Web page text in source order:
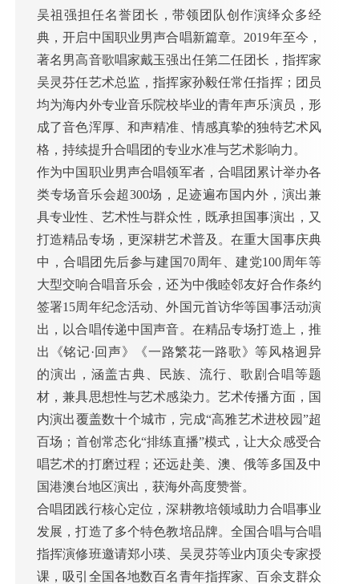
吴祖强担任名誉团长，带领团队创作演绎众多经
典，开启中国职业男声合唱新篇章。2019年至今，
著名男高音歌唱家戴玉强出任第二任团长，指挥家
吴灵芬任艺术总监，指挥家孙毅任常任指挥；团员
均为海内外专业音乐院校毕业的青年声乐演员，形
成了音色浑厚、和声精准、情感真挚的独特艺术风
格，持续提升合唱团的专业水准与艺术影响力。
作为中国职业男声合唱领军者，合唱团累计举办各
类专场音乐会超300场，足迹遍布国内外，演出兼
具专业性、艺术性与群众性，既承担国事演出，又
打造精品专场，更深耕艺术普及。在重大国事庆典
中，合唱团先后参与建国70周年、建党100周年等
大型交响合唱音乐会，还为中俄睦邻友好合作条约
签署15周年纪念活动、外国元首访华等国事活动演
出，以合唱传递中国声音。在精品专场打造上，推
出《铭记·回声》《一路繁花一路歌》等风格迥异
的演出，涵盖古典、民族、流行、歌剧合唱等题
材，兼具思想性与艺术感染力。艺术传播方面，国
内演出覆盖数十个城市，完成“高雅艺术进校园”超
百场；首创常态化“排练直播”模式，让大众感受合
唱艺术的打磨过程；还远赴美、澳、俄等多国及中
国港澳台地区演出，获海外高度赞誉。
合唱团践行核心定位，深耕教培领域助力合唱事业
发展，打造了多个特色教培品牌。全国合唱与合唱
指挥演修班邀请郑小瑛、吴灵芬等业内顶尖专家授
课，吸引全国各地数百名青年指挥家、百余支群众